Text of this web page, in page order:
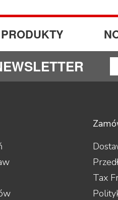
PRODUKTY
Tax